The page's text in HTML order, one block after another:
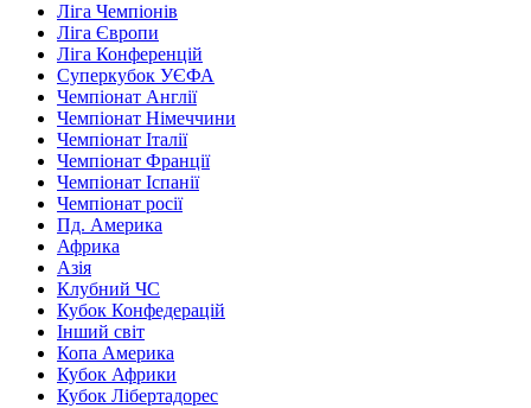
Ліга Чемпіонів
Ліга Європи
Ліга Конференцій
Суперкубок УЄФА
Чемпіонат Англії
Чемпіонат Німеччини
Чемпіонат Італії
Чемпіонат Франції
Чемпіонат Іспанії
Чемпіонат росії
Пд. Америка
Африка
Азія
Клубний ЧС
Кубок Конфедерацій
Інший світ
Копа Америка
Кубок Африки
Кубок Лібертадорес